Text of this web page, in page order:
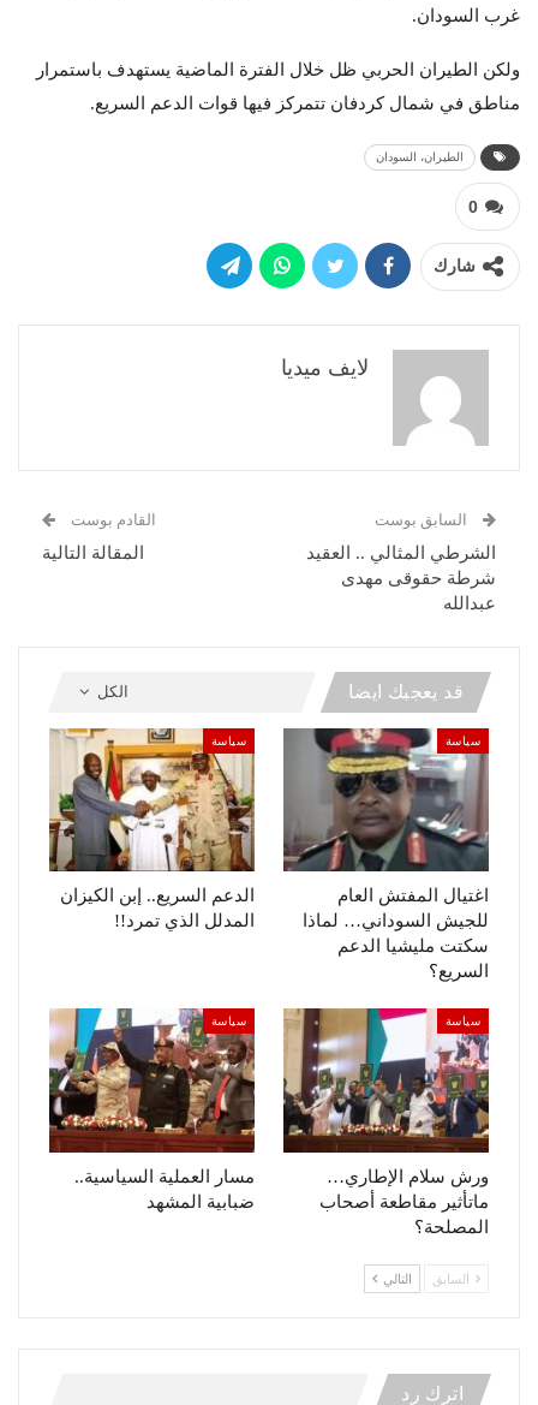
غرب السودان.
ولكن الطيران الحربي ظل خلال الفترة الماضية يستهدف باستمرار
مناطق في شمال كردفان تتمركز فيها قوات الدعم السريع.
الطيران، السودان
0
شارك
لايف ميديا
السابق بوست
الشرطي المثالي .. العقيد
شرطة حقوقى مهدى
عبدالله
القادم بوست
المقالة التالية
الكل قد يعجبك ايضا
سياسة
اغتيال المفتش العام
للجيش السوداني… لماذا
سكتت مليشيا الدعم
السريع؟
سياسة
الدعم السريع.. إبن الكيزان
المدلل الذي تمرد!!
سياسة
ورش سلام الإطاري…
ماتأثير مقاطعة أصحاب
المصلحة؟
سياسة
مسار العملية السياسية..
ضبابية المشهد
السابق التالي
اترك رد